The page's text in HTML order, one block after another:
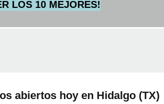
LOS 10 MEJORES!
abiertos hoy en Hidalgo (TX)